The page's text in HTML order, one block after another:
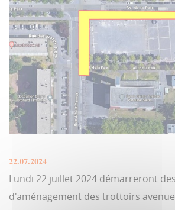
22.07.2024
Lundi 22 juillet 2024 démarreront
d'aménagement des trottoirs